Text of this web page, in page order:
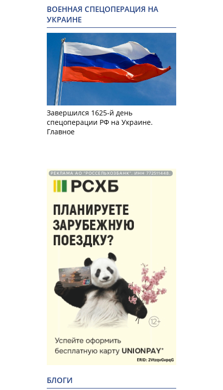
ВОЕННАЯ СПЕЦОПЕРАЦИЯ НА
УКРАИНЕ
Завершился 1625-й день
спецоперации РФ на Украине.
Главное
РЕКЛАМА АО "РОССЕЛЬХОЗБАНК". ИНН 772511448.
БЛОГИ